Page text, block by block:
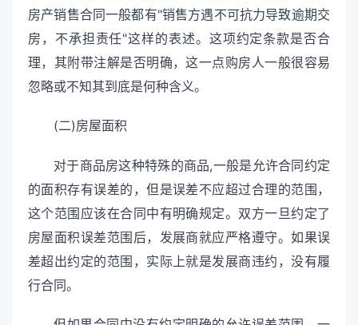
房产销售合同一般都有"销售方遇不可抗力导致逾期交
房，不承担责任"这样的表述。这项约定条款是否合
理，其附带注解是否明确，这一点购房人一般很容易
忽略或不知其到底是何种含义。
(二)房屋面积
对于商品房这种特殊的商品,一般是允许合同约定
的面积存有误差的，但是误差不应超过合理的范围，
这个范围应该在合同中有明确规定。双方一旦约定了
房屋面积误差范围后，发展商就应严格遵守。如果误
差超出约定的范围，实际上就是发展商违约，没有履
行合同。